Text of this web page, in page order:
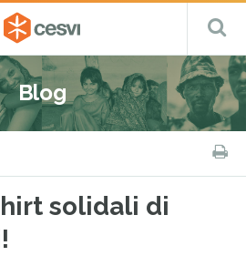
CESVI
Fondazione
–
ETS
Cooperazione,
Emergenza
e
Sviluppo
Blog
solidali di